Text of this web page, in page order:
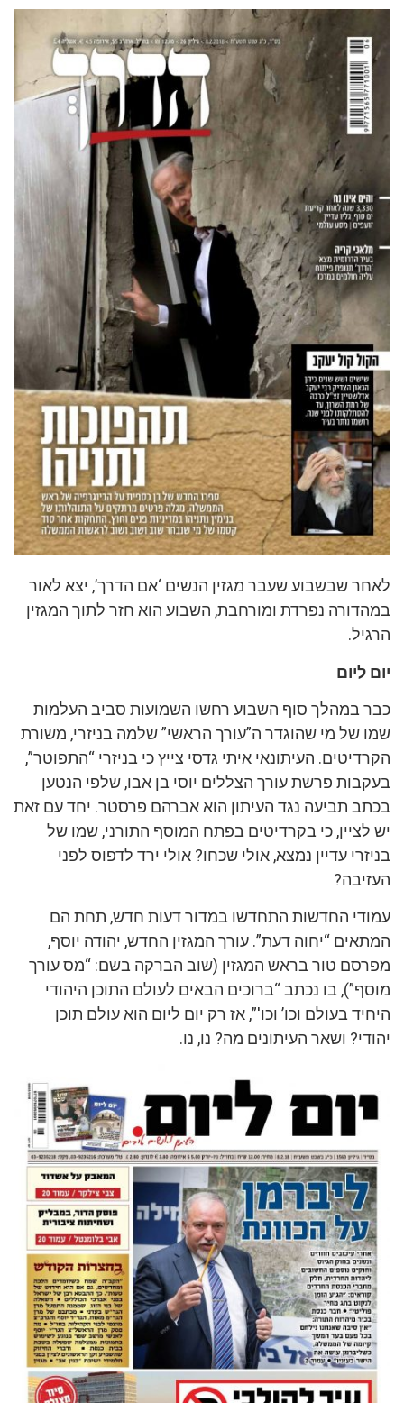
לאחר שבשבוע שעבר מגזין הנשים ‘אם הדרך’, יצא לאור
במהדורה נפרדת ומורחבת, השבוע הוא חזר לתוך המגזין
הרגיל.
יום ליום
כבר במהלך סוף השבוע רחשו השמועות סביב העלמות
שמו של מי שהוגדר ה”עורך הראשי” שלמה בניזרי, משורת
הקרדיטים. העיתונאי איתי גדסי צייץ כי בניזרי “התפוטר”,
בעקבות פרשת עורך הצללים יוסי בן אבו, שלפי הנטען
בכתב תביעה נגד העיתון הוא אברהם פרסטר. יחד עם זאת
יש לציין, כי בקרדיטים בפתח המוסף התורני, שמו של
בניזרי עדיין נמצא, אולי שכחו? אולי ירד לדפוס לפני
העזיבה?
עמודי החדשות התחדשו במדור דעות חדש, תחת הם
המתאים “יחוה דעת”. עורך המגזין החדש, יהודה יוסף,
מפרסם טור בראש המגזין (שוב הברקה בשם: “מס עורך
מוסף”), בו נכתב “ברוכים הבאים לעולם התוכן היהודי
היחיד בעולם וכו’ וכו'”, אז רק יום ליום הוא עולם תוכן
יהודי? ושאר העיתונים מה? נו, נו.